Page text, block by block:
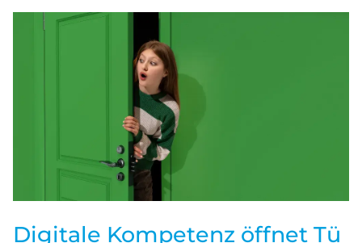
Digitale Kompetenz öffnet Tü